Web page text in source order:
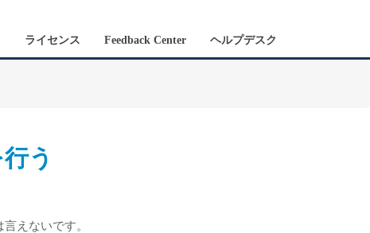
ライセンス Feedback Center ヘルプデスク
う
えないです。